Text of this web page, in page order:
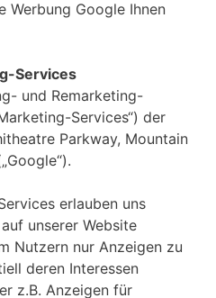
Werbung Google Ihnen
Services
und Remarketing-
Services“) der
Parkway, Mountain
erlauben uns
unserer Website
Nutzern nur Anzeigen zu
deren Interessen
z.B. Anzeigen für